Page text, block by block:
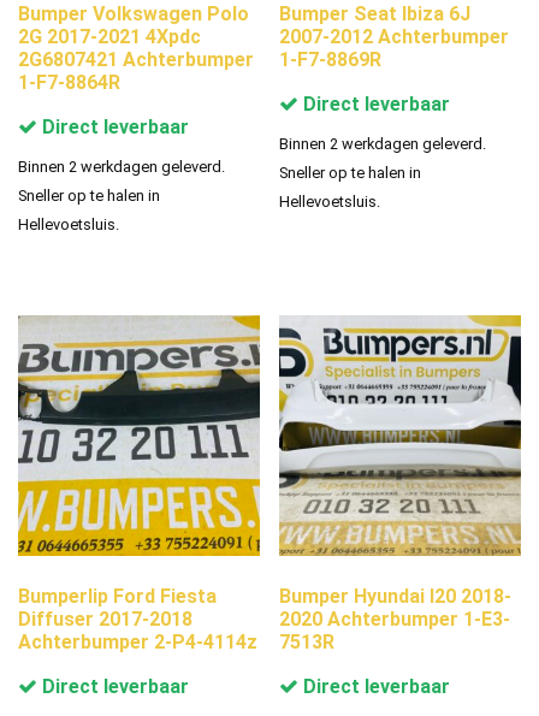
Bumper Volkswagen Polo
2G 2017-2021 4Xpdc
2G6807421 Achterbumper
1-F7-8864R
Direct leverbaar
Binnen 2 werkdagen geleverd.
Sneller op te halen in
Hellevoetsluis.
Bumper Seat Ibiza 6J
2007-2012 Achterbumper
1-F7-8869R
Direct leverbaar
Binnen 2 werkdagen geleverd.
Sneller op te halen in
Hellevoetsluis.
Bumperlip Ford Fiesta
Diffuser 2017-2018
Achterbumper 2-P4-4114z
Direct leverbaar
Bumper Hyundai I20 2018-
2020 Achterbumper 1-E3-
7513R
Direct leverbaar